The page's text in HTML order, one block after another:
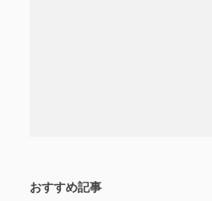
おすすめ記事